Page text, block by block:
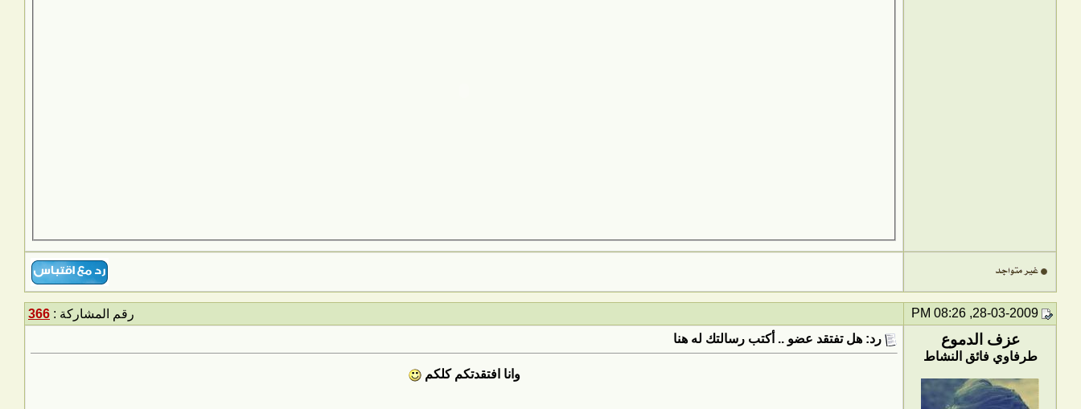
رقم المشاركة : 366
عزف الدموع
طرفاوي فائق النشاط
رد: هل تفتقد عضو .. أكتب رسالتك له هنا
وانا افتقدتكم كلكم